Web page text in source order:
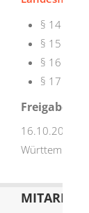
§ 14
§ 15
§ 16
§ 17
16.10.2025
Württemberg